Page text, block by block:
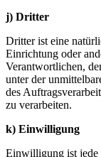
j) Dritter
Dritter ist eine
Einrichtung oder
Verantwortlichen,
unter der
des
zu verarbeiten.
k) Einwilligung
Einwilligung ist jede